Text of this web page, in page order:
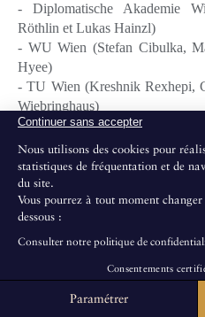
- Diplomatische Akademie
Röthlin et Lukas Hainzl)
- WU Wien (Stefan Cibulka,
Hyee)
- TU Wien (Kreshnik Rexhepi,
Wiebringhaus)
- Juridicum Wien (Hans-Jörg
Winkelmaier
La Diplomatische Akademie a
Ortner (Diplomatische
individuel. Chaque série de
français, un autrichien, un
Nouveau Monde. Le concours
Wein & Co et s'est terminé
18hH30 à 23H30. Le jury
La Maison ne propose
Continuer sans accepter
Nous utilisons des cookies pour
statistiques de fréquentation et de
du site.
Vous pourrez à tout moment
dessous :
Consulter notre politique de
Consentements
Paramétrer